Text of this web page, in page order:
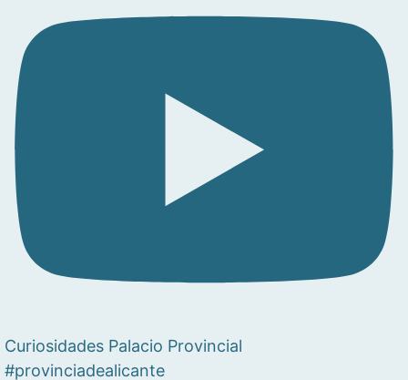
Curiosidades Palacio Provincial
#provinciadealicante